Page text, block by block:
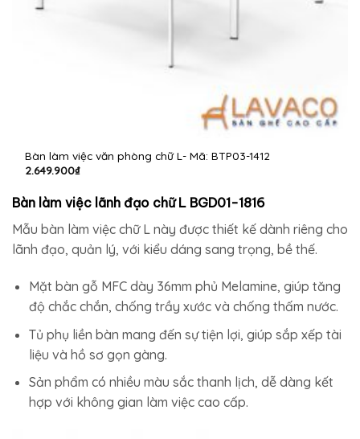
Bàn làm việc văn phòng chữ L- Mã: BTP03-1412
2.649.900₫
Bàn làm việc lãnh đạo chữ L BGD01-1816
Mẫu bàn làm việc chữ L này được thiết kế dành riêng cho
lãnh đạo, quản lý, với kiểu dáng sang trọng, bề thế.
Mặt bàn gỗ MFC dày 36mm phủ Melamine, giúp tăng
độ chắc chắn, chống trầy xước và chống thấm nước.
Tủ phụ liền bàn mang đến sự tiện lợi, giúp sắp xếp tài
liệu và hồ sơ gọn gàng.
Sản phẩm có nhiều màu sắc thanh lịch, dễ dàng kết
hợp với không gian làm việc cao cấp.